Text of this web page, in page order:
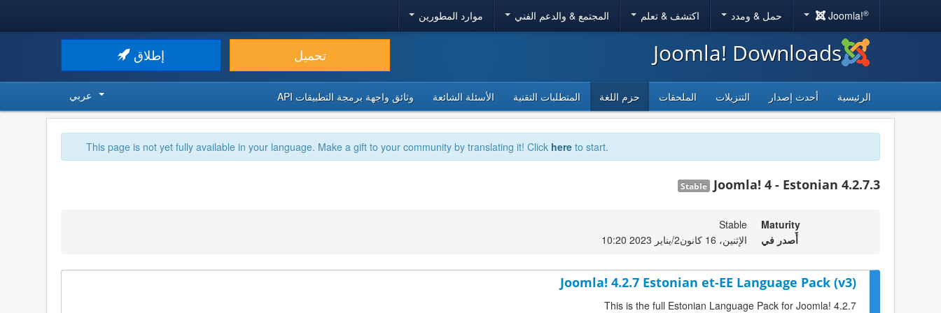
Joomla!® حمل & ومدد اكتشف & تعلم المجتمع & والدعم الفني موارد المطورين
Joomla! Downloads تحميل إطلاق
الرئيسية أحدث إصدار التنزيلات الملحقات حزم اللغة المتطلبات التقنية الأسئلة الشائعة وثائق واجهة برمجة التطبيقات API عربي
This page is not yet fully available in your language. Make a gift to your community by translating it! Click here to start.
Joomla! 4 - Estonian 4.2.7.3
Stable
Maturity
Stable
أٌصدر في
الإثنين، 16 كانون2/يناير 2023 10:20
Joomla! 4.2.7 Estonian et-EE Language Pack (v3)
This is the full Estonian Language Pack for Joomla! 4.2.7